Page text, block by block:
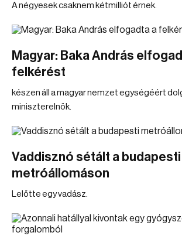
A négyesek csaknem kétmilliót érnek.
Magyar: Baka András
felkérést
készen áll a magyar nemzet egységéért
miniszterelnök.
Vaddisznó sétált a budapesti
metróállomáson
Lelőtte egy vadász.